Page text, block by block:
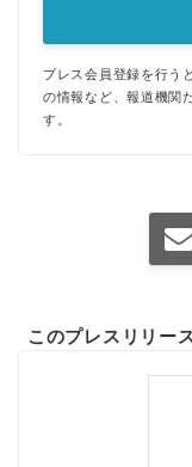
プレス会員登録を行う
の情報など、報道機関
す。
このプレスリリー